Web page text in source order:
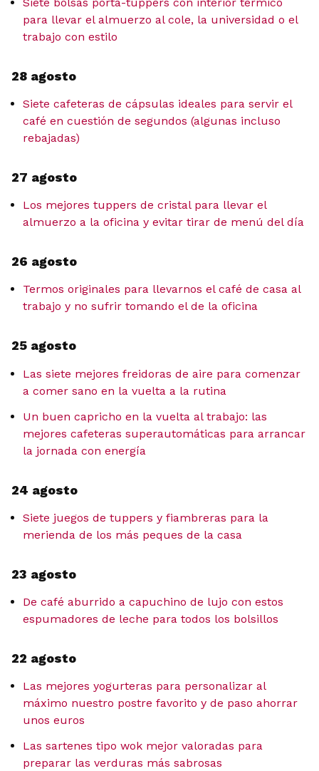
para llevar el almuerzo al cole, la universidad o el
trabajo con estilo
28 agosto
Siete cafeteras de cápsulas ideales para servir el
café en cuestión de segundos (algunas incluso
rebajadas)
27 agosto
Los mejores tuppers de cristal para llevar el
almuerzo a la oficina y evitar tirar de menú del día
26 agosto
Termos originales para llevarnos el café de casa al
trabajo y no sufrir tomando el de la oficina
25 agosto
Las siete mejores freidoras de aire para comenzar
a comer sano en la vuelta a la rutina
Un buen capricho en la vuelta al trabajo: las
mejores cafeteras superautomáticas para arrancar
la jornada con energía
24 agosto
Siete juegos de tuppers y fiambreras para la
merienda de los más peques de la casa
23 agosto
De café aburrido a capuchino de lujo con estos
espumadores de leche para todos los bolsillos
22 agosto
Las mejores yogurteras para personalizar al
máximo nuestro postre favorito y de paso ahorrar
unos euros
Las sartenes tipo wok mejor valoradas para
preparar las verduras más sabrosas